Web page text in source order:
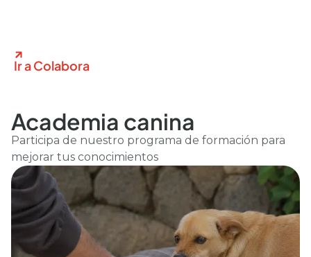
Ir a Colabora
Academia canina
Participa de nuestro programa de formación para
mejorar tus conocimientos